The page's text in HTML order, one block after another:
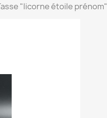
"licorne étoile prénom"